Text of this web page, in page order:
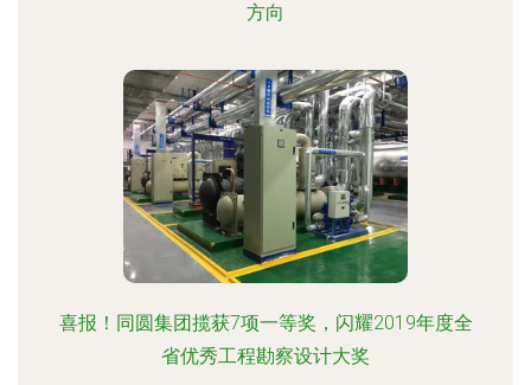
方向
喜报！同圆集团揽获7项一等奖，闪耀2019年度全
省优秀工程勘察设计大奖